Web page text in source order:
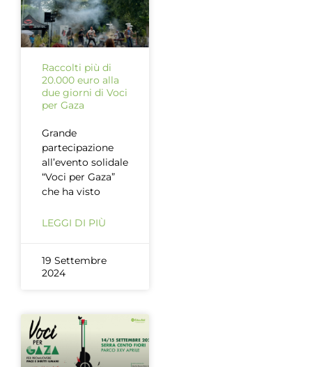
Raccolti più di
20.000 euro alla
due giorni di Voci
per Gaza
Grande
partecipazione
all’evento solidale
“Voci per Gaza”
che ha visto
LEGGI DI PIÙ
19 Settembre
2024